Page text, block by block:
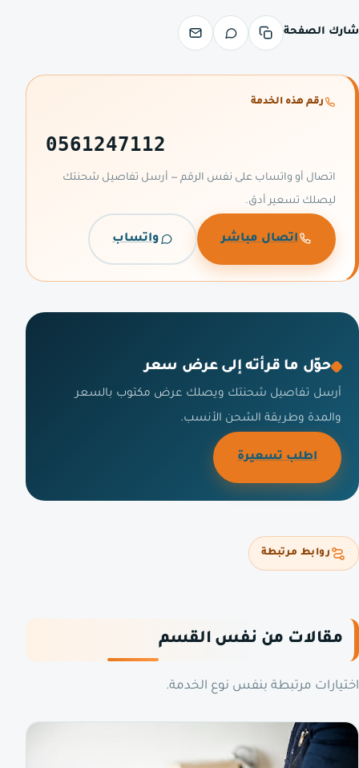
شارك الصفحة
رقم هذه الخدمة
0561247112
اتصال أو واتساب على نفس الرقم — أرسل تفاصيل شحنتك
ليصلك تسعير أدق.
اتصال مباشر واتساب
حوّل ما قرأته إلى عرض سعر
أرسل تفاصيل شحنتك ويصلك عرض مكتوب بالسعر
والمدة وطريقة الشحن الأنسب.
اطلب تسعيرة
روابط مرتبطة
مقالات من نفس القسم
اختيارات مرتبطة بنفس نوع الخدمة.